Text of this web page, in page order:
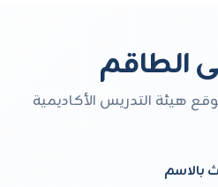
الطاقم
هيئة التدريس الأكاديمية
بالاسم